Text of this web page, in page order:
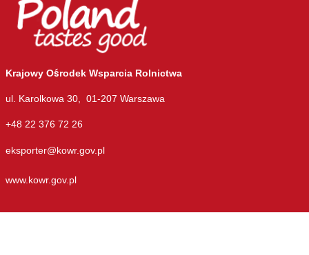
Krajowy Ośrodek Wsparcia Rolnictwa
ul. Karolkowa 30, 01-207 Warszawa
+48 22 376 72 26
eksporter@kowr.gov.pl
www.kowr.gov.pl